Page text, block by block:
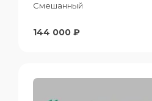
Смешанный
144 000 ₽